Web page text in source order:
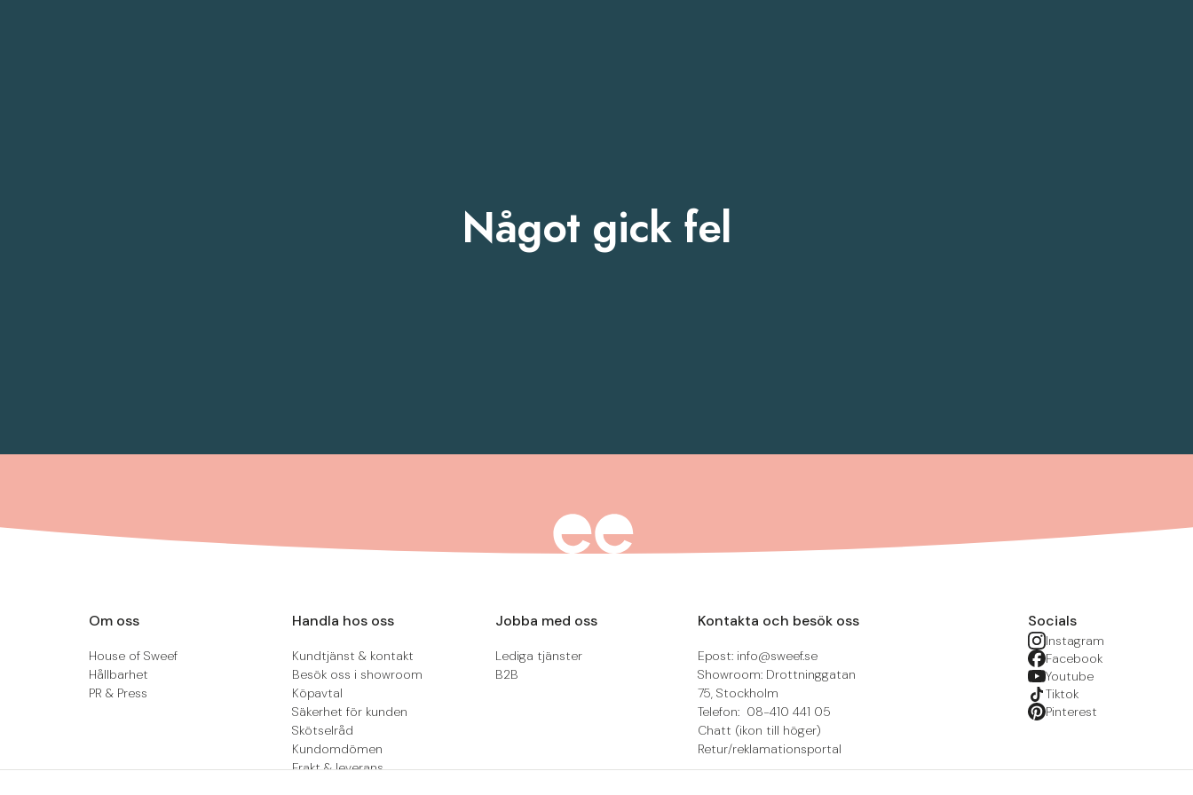
Något gick fel
Om oss
House of Sweef
Hållbarhet
PR & Press
Handla hos oss
Kundtjänst & kontakt
Besök oss i showroom
Köpavtal
Säkerhet för kunden
Skötselråd
Kundomdömen
Frakt & leverans
Jobba med oss
Lediga tjänster
B2B
Kontakta och besök oss
Epost: info@sweef.se
Showroom: Drottninggatan
75, Stockholm
Telefon: 08-410 441 05
Chatt (ikon till höger)
Retur/reklamationsportal
Socials
Instagram
Facebook
Youtube
Tiktok
Pinterest